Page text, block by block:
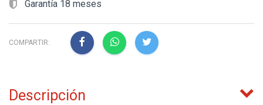
Garantía 18 meses
COMPARTIR:
Descripción